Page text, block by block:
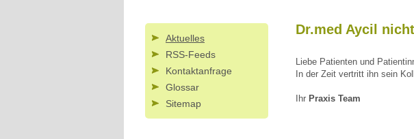
Aktuelles
RSS-Feeds
Kontaktanfrage
Glossar
Sitemap
Dr.med Aycil
Liebe Patienten und
In der Zeit vertritt ihn sein
Ihr Praxis Team